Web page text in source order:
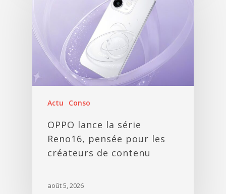
Actu Conso
OPPO lance la série
Reno16, pensée pour les
créateurs de contenu
août 5, 2026